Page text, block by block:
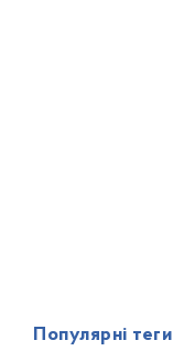
Популярні теги